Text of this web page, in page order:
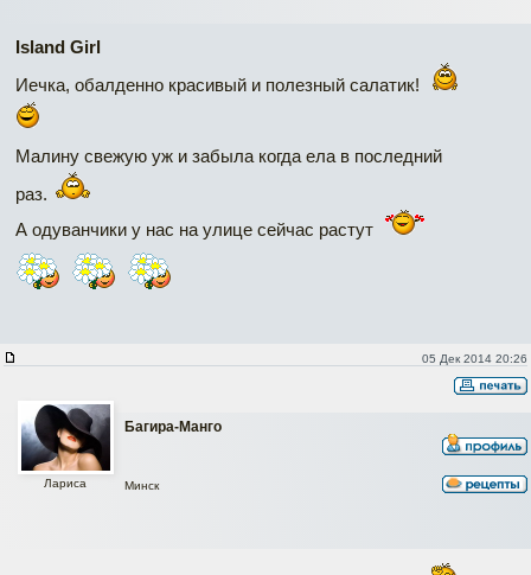
Island Girl
Иечка, обалденно красивый и полезный салатик!
Малину свежую уж и забыла когда ела в последний
раз.
А одуванчики у нас на улице сейчас растут
05 Дек 2014 20:26
Багира-Манго
Лариса Минск